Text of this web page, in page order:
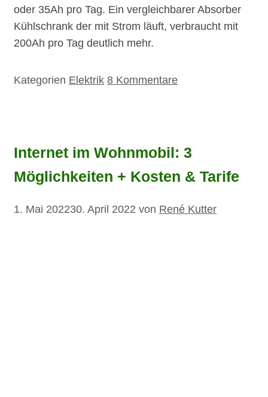
oder 35Ah pro Tag. Ein vergleichbarer Absorber
Kühlschrank der mit Strom läuft, verbraucht mit
200Ah pro Tag deutlich mehr.
Kategorien Elektrik 8 Kommentare
Internet im Wohnmobil: 3
Möglichkeiten + Kosten & Tarife
1. Mai 202230. April 2022 von René Kutter